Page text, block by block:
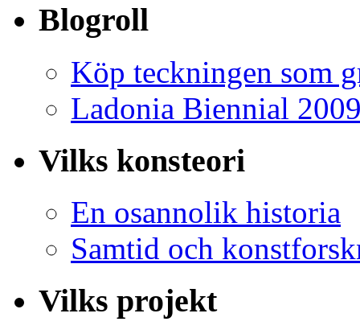
Blogroll
Köp teckningen som
Ladonia Biennial
Vilks konsteori
En osannolik historia
Samtid och
Vilks projekt